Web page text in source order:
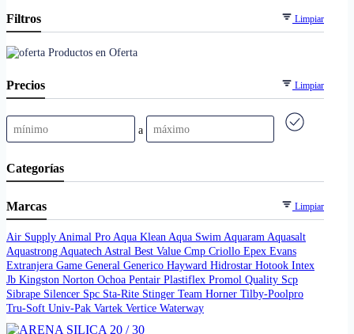
Filtros Limpiar
Productos en Oferta
Precios Limpiar
a
Categorías
Marcas Limpiar
Air Supply Animal Pro Aqua Klean Aqua Swim Aquaram Aquasalt
Aquastrong Aquatech Astral Best Value Cmp Criollo Epex Evans
Extranjera Game General Generico Hayward Hidrostar Hotook Intex
Jb Kingston Norton Ochoa Pentair Plastiflex Promol Quality Scp
Sibrape Silencer Spc Sta-Rite Stinger Team Horner Tilby-Poolpro
Tru-Soft Univ-Pak Vartek Vertice Waterway